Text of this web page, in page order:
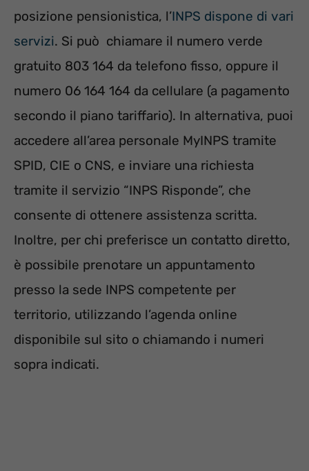
posizione pensionistica, l’INPS dispone di vari
servizi. Si può chiamare il numero verde
gratuito 803 164 da telefono fisso, oppure il
numero 06 164 164 da cellulare (a pagamento
secondo il piano tariffario). In alternativa, puoi
accedere all’area personale MyINPS tramite
SPID, CIE o CNS, e inviare una richiesta
tramite il servizio “INPS Risponde”, che
consente di ottenere assistenza scritta.
Inoltre, per chi preferisce un contatto diretto,
è possibile prenotare un appuntamento
presso la sede INPS competente per
territorio, utilizzando l’agenda online
disponibile sul sito o chiamando i numeri
sopra indicati.